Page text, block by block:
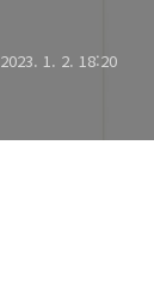
2023. 1. 2. 18:20